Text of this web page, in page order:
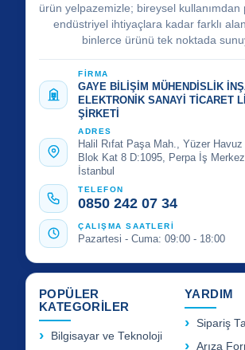
ürün yelpazemizle; bireysel kullanımdan
endüstriyel ihtiyaçlara kadar farklı
binlerce ürünü tek noktada
FİRMA
GAYE BİLİŞİM MÜHENDİSLİK
ELEKTRONİK SANAYİ TİCARET
ŞİRKETİ
ADRES
Halil Rıfat Paşa Mah., Yüzer
Blok Kat 8 D:1095, Perpa İş
İstanbul
TELEFON
0850 242 07 34
ÇALIŞMA SAATLERİ
Pazartesi - Cuma: 09:00 - 18:00
POPÜLER
KATEGORİLER
Bilgisayar ve Teknoloji
YARDIM
Sipariş
Arıza